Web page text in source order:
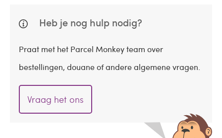
Heb je nog hulp nodig?
Praat met het Parcel Monkey team over
bestellingen, douane of andere algemene vragen.
Vraag het ons